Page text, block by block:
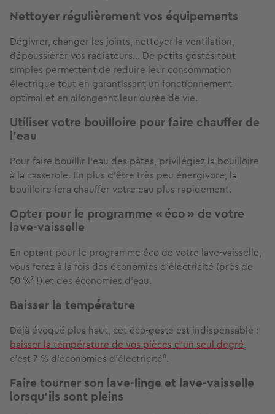
Nettoyer régulièrement vos équipements
Dégivrer, changer les joints, nettoyer la ventilation,
dépoussiérer vos radiateurs… De petits gestes tout
simples permettent de réduire leur consommation
électrique tout en garantissant un fonctionnement
optimal et en allongeant leur durée de vie.
Utiliser votre bouilloire pour faire chauffer de
l’eau
Pour faire bouillir l’eau des pâtes, privilégiez la bouilloire
à la casserole. En plus d’être très peu énergivore, la
bouilloire fera chauffer votre eau plus rapidement.
Opter pour le programme « éco » de votre
lave-vaisselle
En optant pour le programme éco de votre lave-vaisselle,
vous ferez à la fois des économies d’électricité (près de
50 %⁷ !) et des économies d’eau.
Baisser la température
Déjà évoqué plus haut, cet éco-geste est indispensable :
baisser la température de vos pièces d’un seul degré,
c’est 7 % d’économies d’électricité⁸.
Faire tourner son lave-linge et lave-vaisselle
lorsqu’ils sont pleins